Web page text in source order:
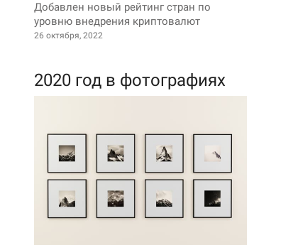
Добавлен новый рейтинг стран по
уровню внедрения криптовалют
26 октября, 2022
2020 год в фотографиях